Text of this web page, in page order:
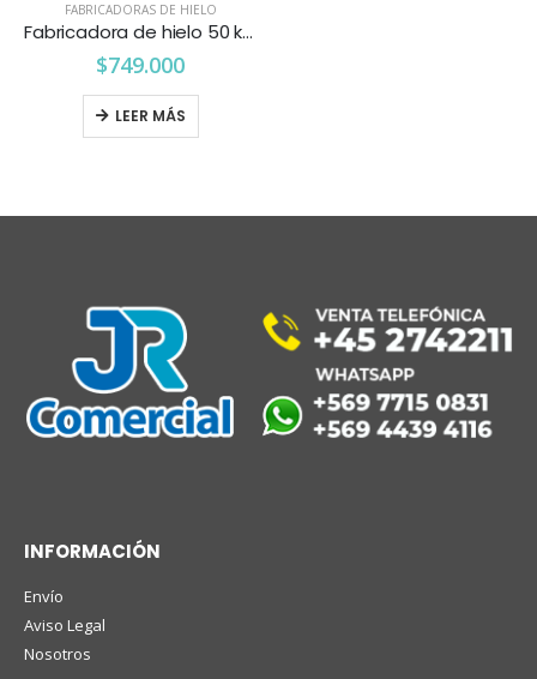
FABRICADORAS DE HIELO
Fabricadora de hielo 50 kgs. Maigas
$749.000
LEER MÁS
INFORMACIÓN
Envío
Aviso Legal
Nosotros